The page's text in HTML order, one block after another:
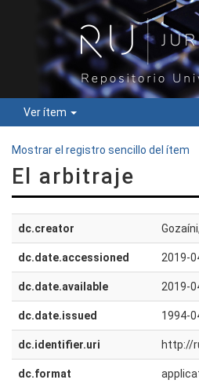
Ver ítem
Mostrar el registro sencillo del ítem
El arbitraje
dc.creator
dc.date.accessioned 2019-
dc.date.available 2019-
dc.date.issued 1994-
dc.identifier.uri http://
dc.format